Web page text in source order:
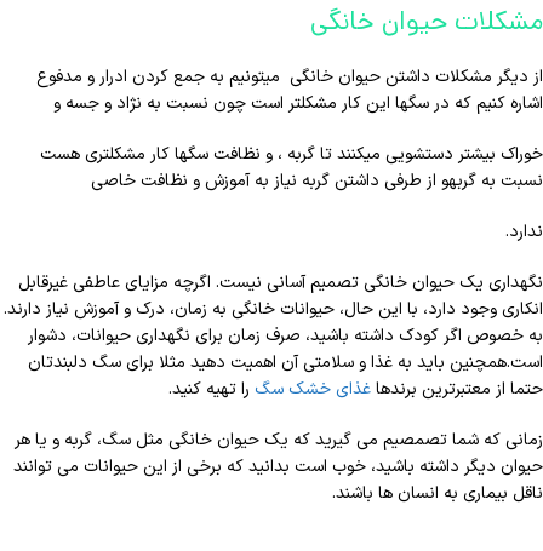
مشکلات حیوان خانگی
از دیگر مشکلات داشتن حیوان خانگی میتونیم به جمع کردن ادرار و مدفوع
اشاره کنیم که در سگها این کار مشکلتر است چون نسبت به نژاد و جسه و
خوراک بیشتر دستشویی میکنند تا گربه ، و نظافت سگها کار مشکلتری هست
نسبت به گربهو از طرفی داشتن گربه نیاز به آموزش و نظافت خاصی
ندارد.
نگهداری یک حیوان خانگی تصمیم آسانی نیست. اگرچه مزایای عاطفی غیرقابل
انکاری وجود دارد، با این حال، حیوانات خانگی به زمان، درک و آموزش نیاز دارند.
به خصوص اگر کودک داشته باشید، صرف زمان برای نگهداری حیوانات، دشوار
است.همچنین باید به غذا و سلامتی آن اهمیت دهید مثلا برای سگ دلبندتان
حتما از معتبرترین برندهاغذای خشک سگ را تهیه کنید.
زمانی که شما تصمصیم می گیرید که یک حیوان خانگی مثل سگ، گربه و یا هر
حیوان دیگر داشته باشید، خوب است بدانید که برخی از این حیوانات می توانند
ناقل بیماری به انسان ها باشند.